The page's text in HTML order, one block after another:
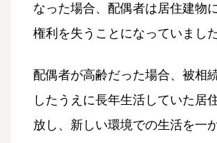
なった場合、配偶者は居住建物
権利を失うことになっていました
配偶者が高齢だった場合、被相
したうえに長年生活していた居
放し、新しい環境での生活を一